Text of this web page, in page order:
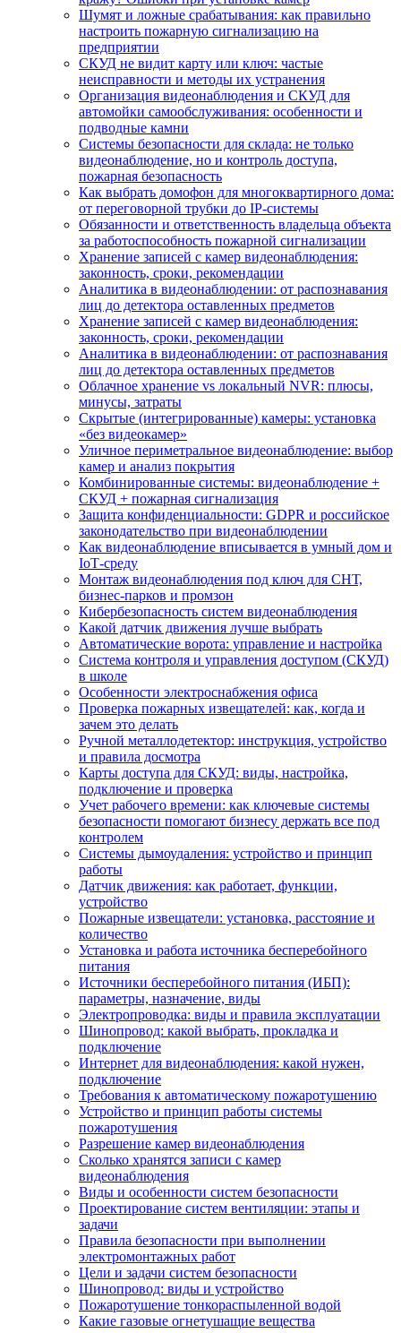
Шумят и ложные срабатывания: как правильно
настроить пожарную сигнализацию на
предприятии
СКУД не видит карту или ключ: частые
неисправности и методы их устранения
Организация видеонаблюдения и СКУД для
автомойки самообслуживания: особенности и
подводные камни
Системы безопасности для склада: не только
видеонаблюдение, но и контроль доступа,
пожарная безопасность
Как выбрать домофон для многоквартирного дома:
от переговорной трубки до IP-системы
Обязанности и ответственность владельца объекта
за работоспособность пожарной сигнализации
Хранение записей с камер видеонаблюдения:
законность, сроки, рекомендации
Аналитика в видеонаблюдении: от распознавания
лиц до детектора оставленных предметов
Хранение записей с камер видеонаблюдения:
законность, сроки, рекомендации
Аналитика в видеонаблюдении: от распознавания
лиц до детектора оставленных предметов
Облачное хранение vs локальный NVR: плюсы,
минусы, затраты
Скрытые (интегрированные) камеры: установка
«без видеокамер»
Уличное периметральное видеонаблюдение: выбор
камер и анализ покрытия
Комбинированные системы: видеонаблюдение +
СКУД + пожарная сигнализация
Защита конфиденциальности: GDPR и российское
законодательство при видеонаблюдении
Как видеонаблюдение вписывается в умный дом и
IoT‑среду
Монтаж видеонаблюдения под ключ для СНТ,
бизнес‑парков и промзон
Кибербезопасность систем видеонаблюдения
Какой датчик движения лучше выбрать
Автоматические ворота: управление и настройка
Система контроля и управления доступом (СКУД)
в школе
Особенности электроснабжения офиса
Проверка пожарных извещателей: как, когда и
зачем это делать
Ручной металлодетектор: инструкция, устройство
и правила досмотра
Карты доступа для СКУД: виды, настройка,
подключение и проверка
Учет рабочего времени: как ключевые системы
безопасности помогают бизнесу держать все под
контролем
Системы дымоудаления: устройство и принцип
работы
Датчик движения: как работает, функции,
устройство
Пожарные извещатели: установка, расстояние и
количество
Установка и работа источника бесперебойного
питания
Источники бесперебойного питания (ИБП):
параметры, назначение, виды
Электропроводка: виды и правила эксплуатации
Шинопровод: какой выбрать, прокладка и
подключение
Интернет для видеонаблюдения: какой нужен,
подключение
Требования к автоматическому пожаротушению
Устройство и принцип работы системы
пожаротушения
Разрешение камер видеонаблюдения
Сколько хранятся записи с камер
видеонаблюдения
Виды и особенности систем безопасности
Проектирование систем вентиляции: этапы и
задачи
Правила безопасности при выполнении
электромонтажных работ
Цели и задачи систем безопасности
Шинопровод: виды и устройство
Пожаротушение тонкораспыленной водой
Какие газовые огнетушащие вещества